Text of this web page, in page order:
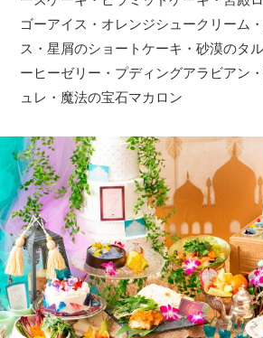
ゴーアイス・オレンジシュークリーム
ス・星屑のショートケーキ・砂漠のタ
ーヒーゼリー・プディングアラビアン
ュレ・魔法の宝石マカロン